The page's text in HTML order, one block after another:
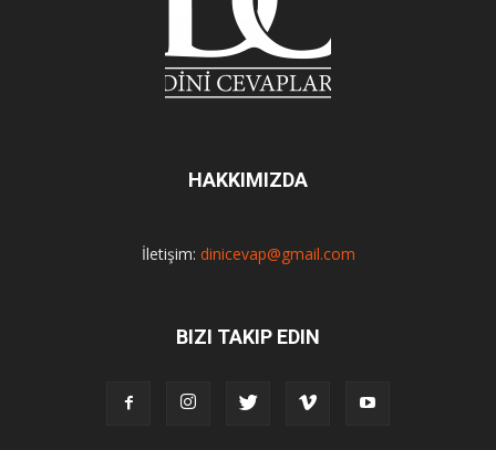
HAKKIMIZDA
İletişim: dinicevap@gmail.com
BIZI TAKIP EDIN